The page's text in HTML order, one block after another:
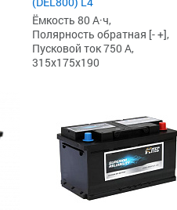
Ёмкость 80 А·ч,
Полярность обратная [- +],
Пусковой ток 750 А,
315x175x190